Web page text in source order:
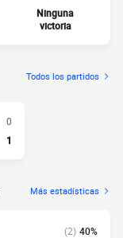
Ninguna
victoria
Todos los partidos
0
1
Más estadísticas
(2) 40%